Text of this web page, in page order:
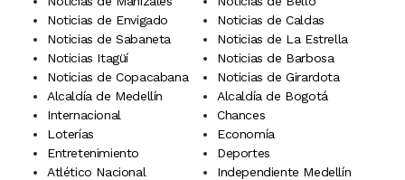
Noticias de Envigado
Noticias de Caldas
Noticias de Sabaneta
Noticias de La Estrella
Noticias Itagüí
Noticias de Barbosa
Noticias de Copacabana
Noticias de Girardota
Alcaldía de Medellín
Alcaldía de Bogotá
Internacional
Chances
Loterías
Economía
Entretenimiento
Deportes
Atlético Nacional
Independiente Medellín